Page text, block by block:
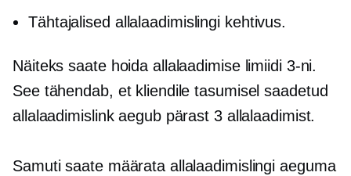
Tähtajalised allalaadimislingi kehtivus.
Näiteks saate hoida allalaadimise limiidi 3-ni.
See tähendab, et kliendile tasumisel saadetud
allalaadimislink aegub pärast 3 allalaadimist.
Samuti saate määrata allalaadimislingi aeguma